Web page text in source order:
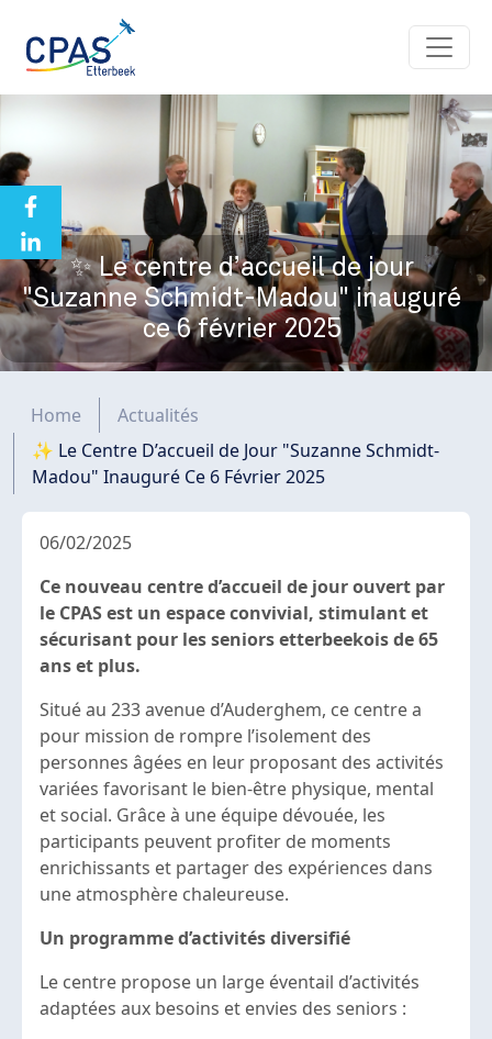
✨ Le centre d’accueil de jour
"Suzanne Schmidt-Madou" inauguré
ce 6 février 2025
Fil d'Ariane
Home
Actualités
✨ Le Centre D’accueil de Jour "Suzanne Schmidt-
Madou" Inauguré Ce 6 Février 2025
06/02/2025
Ce nouveau centre d’accueil de jour ouvert par
le CPAS est un espace convivial, stimulant et
sécurisant pour les seniors etterbeekois de 65
ans et plus.
Situé au 233 avenue d’Auderghem, ce centre a
pour mission de rompre l’isolement des
personnes âgées en leur proposant des activités
variées favorisant le bien-être physique, mental
et social. Grâce à une équipe dévouée, les
participants peuvent profiter de moments
enrichissants et partager des expériences dans
une atmosphère chaleureuse.
Un programme d’activités diversifié
Le centre propose un large éventail d’activités
adaptées aux besoins et envies des seniors :